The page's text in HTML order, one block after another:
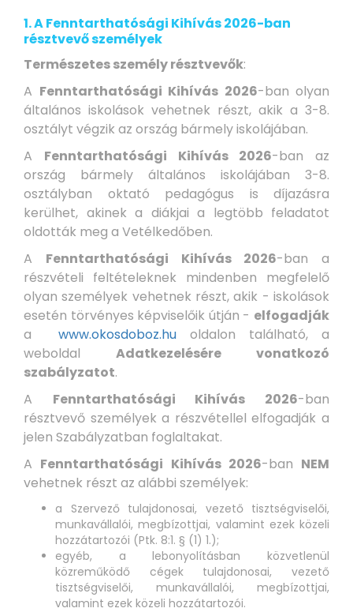
1.A Fenntarthatósági Kihívás 2026-ban
résztvevő személyek
Természetes személy résztvevők:
A Fenntarthatósági Kihívás 2026-ban olyan
általános iskolások vehetnek részt, akik a 3-8.
osztályt végzik az ország bármely iskolájában.
A Fenntarthatósági Kihívás 2026-ban az
ország bármely általános iskolájában 3-8.
osztályban oktató pedagógus is díjazásra
kerülhet, akinek a diákjai a legtöbb feladatot
oldották meg a Vetélkedőben.
A Fenntarthatósági Kihívás 2026-ban a
részvételi feltételeknek mindenben megfelelő
olyan személyek vehetnek részt, akik - iskolások
esetén törvényes képviselőik útján - elfogadják
a www.okosdoboz.hu oldalon található, a
weboldal Adatkezelésére vonatkozó
szabályzatot.
A Fenntarthatósági Kihívás 2026-ban
résztvevő személyek a részvétellel elfogadják a
jelen Szabályzatban foglaltakat.
A Fenntarthatósági Kihívás 2026-ban NEM
vehetnek részt az alábbi személyek:
a Szervező tulajdonosai, vezető tisztségviselői,
munkavállalói, megbízottjai, valamint ezek közeli
hozzátartozói (Ptk. 8:1. § (1) 1.);
egyéb, a lebonyolításban közvetlenül
közreműködő cégek tulajdonosai, vezető
tisztségviselői, munkavállalói, megbízottjai,
valamint ezek közeli hozzátartozói.